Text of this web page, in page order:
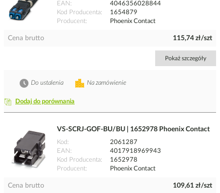
EAN
4046356028844
Kod Producenta
1654879
Producent
Phoenix Contact
Cena brutto 115,74 zł/szt
Pokaż szczegóły
Dodaj do porównania
Na zamówienie
Do ustalenia
VS-SCRJ-GOF-BU/BU | 1652978 Phoenix Contact
Kod
2061287
EAN
4017918969943
Kod Producenta
1652978
Producent
Phoenix Contact
Cena brutto 109,61 zł/szt